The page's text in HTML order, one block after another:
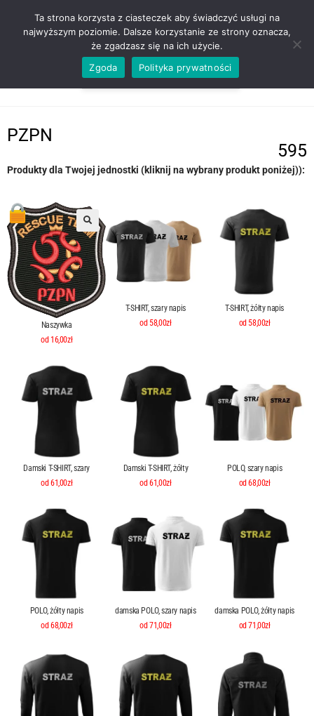
ZADZWOŃ TEL. 600 352 938
PZPN
595
Produkty dla Twojej jednostki (kliknij na wybrany produkt poniżej)):
Naszywka
od 16,00zł
T-SHIRT, szary napis
od 58,00zł
T-SHIRT, żółty napis
od 58,00zł
Damski T-SHIRT, szary
od 61,00zł
Damski T-SHIRT, żółty
od 61,00zł
POLO, szary napis
od 68,00zł
POLO, żółty napis
od 68,00zł
damska POLO, szary napis
od 71,00zł
damska POLO, żółty napis
od 71,00zł
Ta strona korzysta z ciasteczek aby świadczyć usługi na
najwyższym poziomie. Dalsze korzystanie ze strony oznacza,
że zgadzasz się na ich użycie.
Zgoda
Polityka prywatności